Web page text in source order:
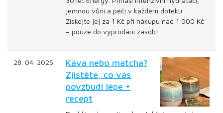
jemnou vůni a péči v každém doteku.
Získejte jej za 1 Kč při nákupu nad 1 000 Kč
– pouze do vyprodání zásob!
28. 04. 2025
Káva nebo matcha?
Zjistěte, co vás
povzbudí lépe +
recept